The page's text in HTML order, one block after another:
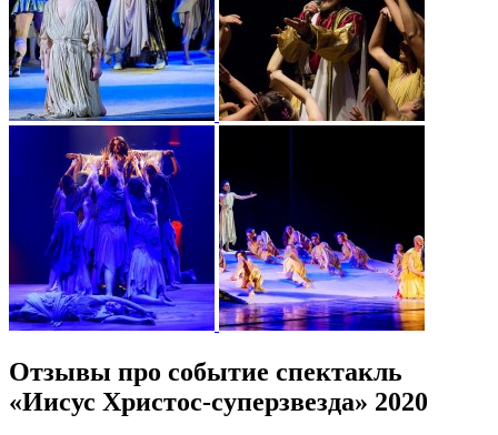
Отзывы про событие спектакль
«Иисус Христос-суперзвезда» 2020